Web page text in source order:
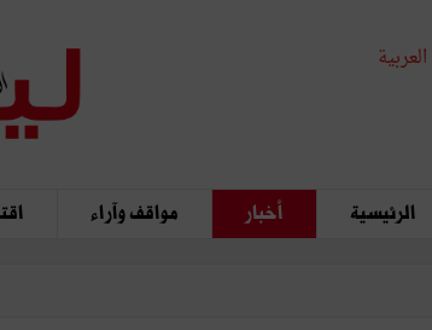
العربية
الرئيسية أخبار مواقف وآراء